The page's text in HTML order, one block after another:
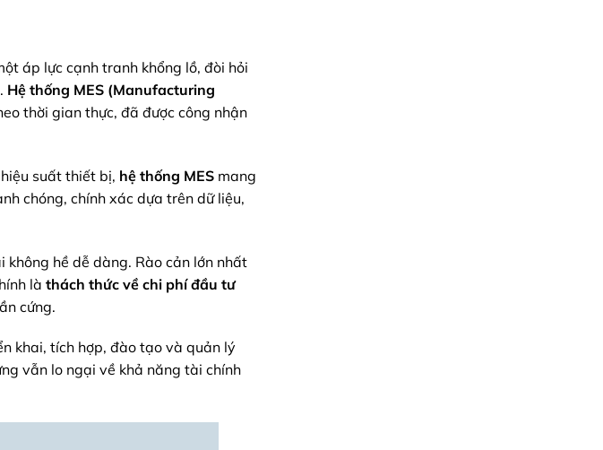
áp lực cạnh tranh khổng lồ, đòi hỏi
Hệ thống MES (Manufacturing
thời gian thực, đã được công nhận
suất thiết bị, hệ thống MES mang
chóng, chính xác dựa trên dữ liệu,
không hề dễ dàng. Rào cản lớn nhất
là thách thức về chi phí đầu tư
cứng.
khai, tích hợp, đào tạo và quản lý
vẫn lo ngại về khả năng tài chính